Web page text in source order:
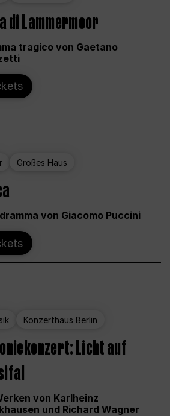
di Lammermoor
tragico von Gaetano
Großes Haus
von Giacomo Puccini
Konzerthaus Berlin
Licht auf
von Karlheinz
und Richard Wagner